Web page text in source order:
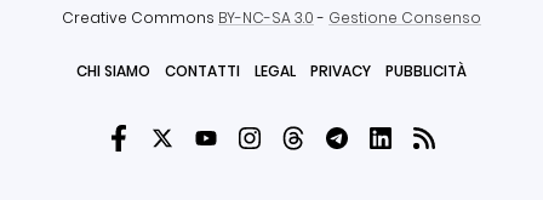
Creative Commons BY-NC-SA 3.0- Gestione Consenso
CHI SIAMO CONTATTI LEGAL PRIVACY PUBBLICITÀ